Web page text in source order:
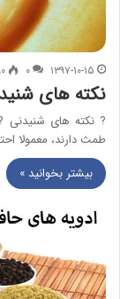
۱۳۹۷-۱۰-۱۵ ۰
نکته های
? نکته های
طمث دارند، معمولا
بیشتر بخوانید »